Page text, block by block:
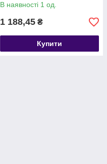
В наявності 1 од.
1 188,45 ₴
Купити